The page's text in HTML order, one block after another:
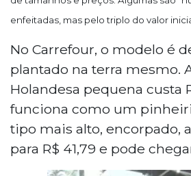
enfeitadas, mas pelo triplo do valor
No Carrefour, o modelo é
plantado na terra mesmo.
Holandesa pequena custa
funciona como um
tipo mais alto, encorpado,
para R$ 41,79 e pode